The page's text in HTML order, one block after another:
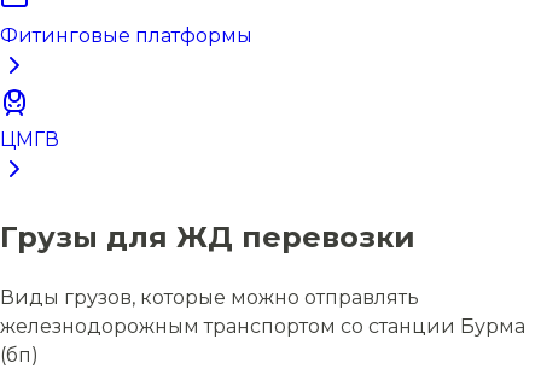
Фитинговые платформы
ЦМГВ
Грузы для ЖД перевозки
Виды грузов, которые можно отправлять
железнодорожным транспортом со станции Бурма
(бп)